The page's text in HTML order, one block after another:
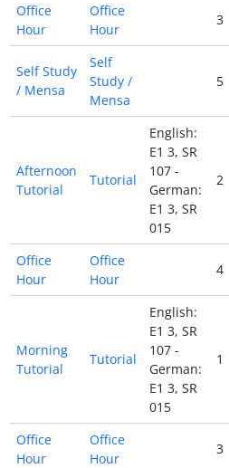
Office
Hour
Office
Hour
3
Self Study
/ Mensa
Self
Study /
Mensa
5
Afternoon
Tutorial
Tutorial
English:
E1 3, SR
107 -
German:
E1 3, SR
015
2
Office
Hour
Office
Hour
4
Morning
Tutorial
Tutorial
English:
E1 3, SR
107 -
German:
E1 3, SR
015
1
Office
Hour
Office
Hour
3